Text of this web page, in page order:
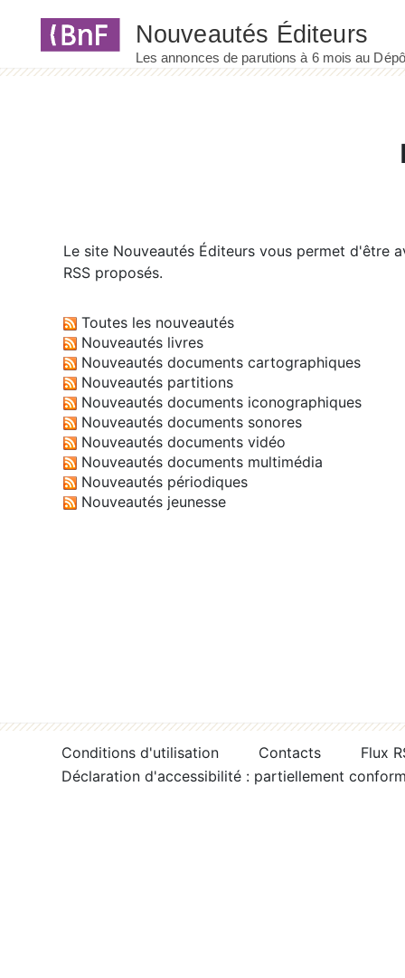
Le site Nouveautés Éditeurs vous permet d'être
RSS proposés.
Toutes les nouveautés
Nouveautés livres
Nouveautés documents cartographiques
Nouveautés partitions
Nouveautés documents iconographiques
Nouveautés documents sonores
Nouveautés documents vidéo
Nouveautés documents multimédia
Nouveautés périodiques
Nouveautés jeunesse
Conditions d'utilisation Contacts
Flux
Déclaration d'accessibilité : partiellement